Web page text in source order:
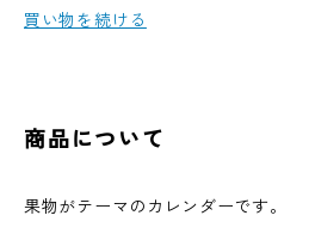
買い物を続ける
商品について
果物がテーマのカレンダーです。